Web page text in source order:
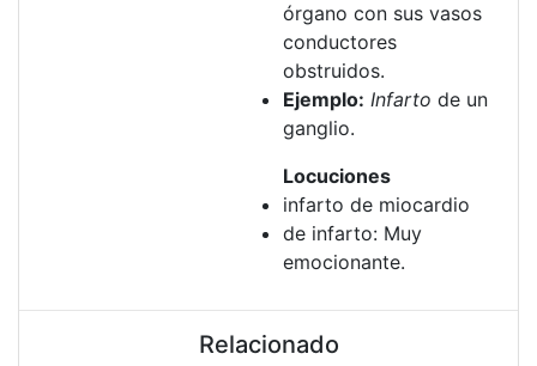
órgano con sus vasos
conductores
obstruidos.
Ejemplo: Infarto de un
ganglio.
Locuciones
infarto de miocardio
de infarto: Muy
emocionante.
Relacionado